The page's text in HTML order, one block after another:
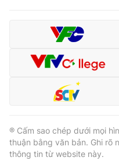
® Cấm sao chép dưới mọi
thuận bằng văn bản. Ghi rõ
thông tin từ website này.